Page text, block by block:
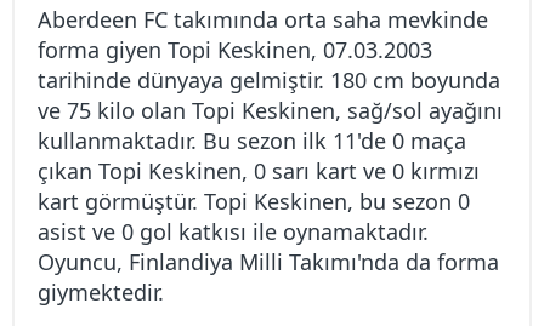
Aberdeen FC takımında orta saha mevkinde
forma giyen Topi Keskinen, 07.03.2003
tarihinde dünyaya gelmiştir. 180 cm boyunda
ve 75 kilo olan Topi Keskinen, sağ/sol ayağını
kullanmaktadır. Bu sezon ilk 11'de 0 maça
çıkan Topi Keskinen, 0 sarı kart ve 0 kırmızı
kart görmüştür. Topi Keskinen, bu sezon 0
asist ve 0 gol katkısı ile oynamaktadır.
Oyuncu, Finlandiya Milli Takımı'nda da forma
giymektedir.